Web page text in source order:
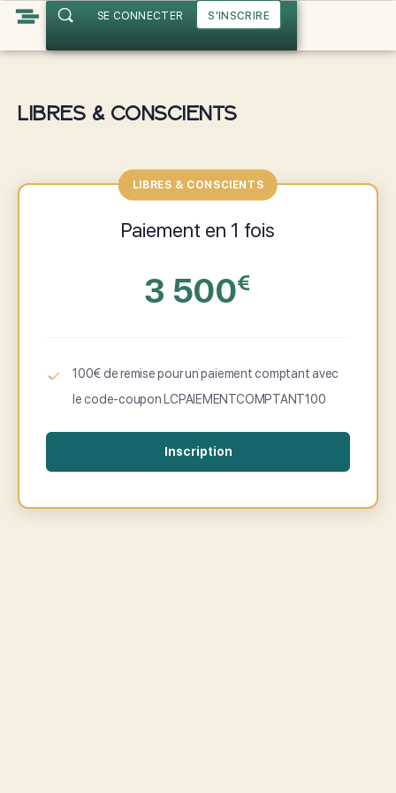
SE CONNECTER S'INSCRIRE
Libres & Conscients
LIBRES & CONSCIENTS
Paiement en 1 fois
3 500€
100€ de remise pour un paiement comptant avec
le code-coupon LCPAIEMENTCOMPTANT100
Inscription